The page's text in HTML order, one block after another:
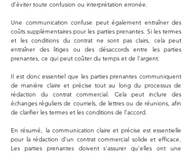
d'éviter toute confusion ou interprétation erronée.
Une communication confuse peut également entraîner des
coûts supplémentaires pour les parties prenantes. Si les termes
et les conditions du contrat ne sont pas clairs, cela peut
entraîner des litiges ou des désaccords entre les parties
prenantes, ce qui peut coûter du temps et de l'argent.
Il est donc essentiel que les parties prenantes communiquent
de manière claire et précise tout au long du processus de
rédaction du contrat commercial. Cela peut inclure des
échanges réguliers de courriels, de lettres ou de réunions, afin
de clarifier les termes et les conditions de l'accord.
En résumé, la communication claire et précise est essentielle
pour la rédaction d'un contrat commercial solide et efficace.
Les parties prenantes doivent s'assurer qu'elles ont une